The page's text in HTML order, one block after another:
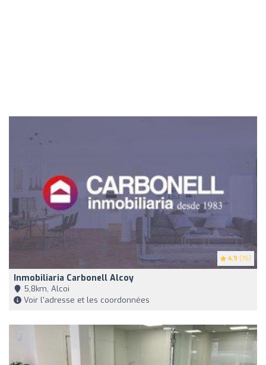
4.9 (76)
Inmobiliaria Carbonell Alcoy
5,8km, Alcoi
Voir l'adresse et les coordonnées